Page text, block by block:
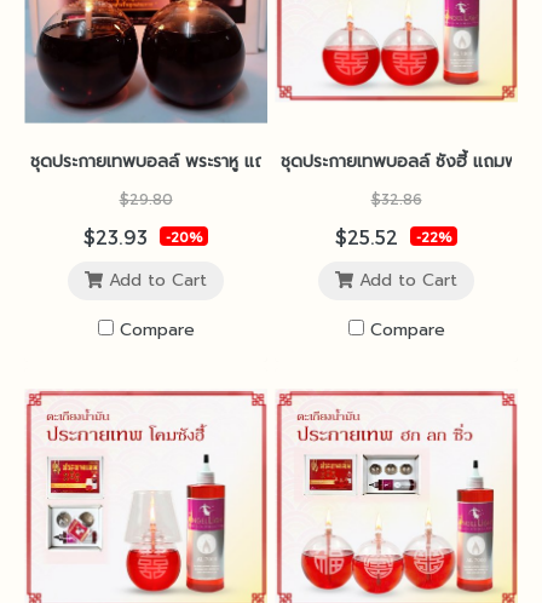
ชุดประกายเทพบอลล์ พระราหู แถมฟรีน้ำมันนางฟ้า
$29.80
$23.93 -20%
Add to Cart
Compare
ชุดประกายเทพบอลล์ ซังฮี้ แถมฟรีน้
$32.86
$25.52 -22%
Add to Cart
Compare